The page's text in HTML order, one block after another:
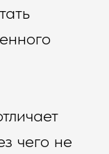
чего не